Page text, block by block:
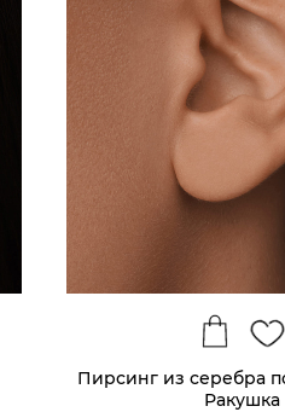
Пирсинг из серебра
Ракушка